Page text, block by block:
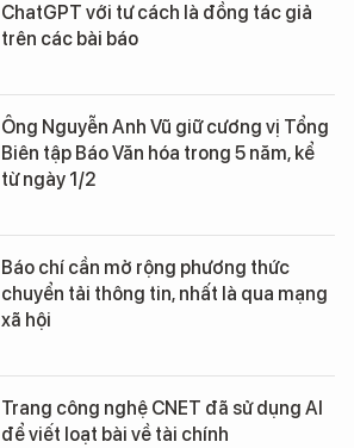
ChatGPT với tư cách là đồng tác giả
trên các bài báo
Ông Nguyễn Anh Vũ giữ cương vị Tổng
Biên tập Báo Văn hóa trong 5 năm, kể
từ ngày 1/2
Báo chí cần mở rộng phương thức
chuyển tải thông tin, nhất là qua mạng
xã hội
Trang công nghệ CNET đã sử dụng AI
để viết loạt bài về tài chính